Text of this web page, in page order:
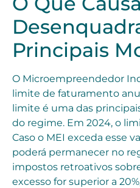
Principais
O Microempreendedor
limite de faturamento
limite é uma das
do regime. Em 2024, o
Caso o MEI exceda esse
poderá permanecer no
impostos retroativos
excesso for superior a